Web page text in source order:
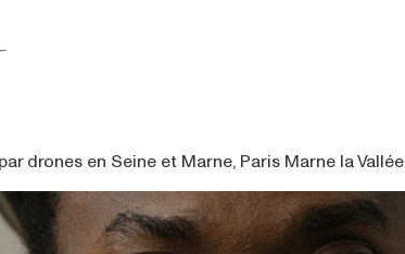
drones en Seine et Marne, Paris Marne la Vallée